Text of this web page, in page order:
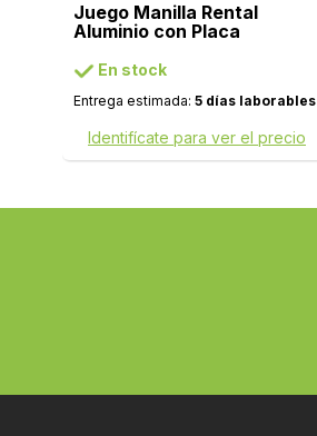
Juego Manilla Rental
Aluminio con Placa
En stock
Entrega estimada: 5 días laborables
Identifícate para ver el precio